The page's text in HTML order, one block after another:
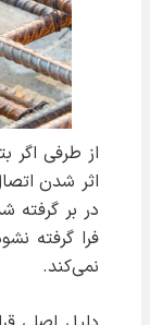
از طرفی
اثر شدن
در بر گرفته
فرا گرفته
نمی‌کند.